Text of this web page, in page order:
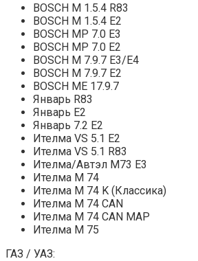
BOSCH M 1.5.4 R83
BOSCH M 1.5.4 E2
BOSCH MP 7.0 E3
BOSCH MP 7.0 E2
BOSCH M 7.9.7 E3/E4
BOSCH M 7.9.7 E2
BOSCH ME 17.9.7
Январь R83
Январь E2
Январь 7.2 E2
Ителма VS 5.1 E2
Ителма VS 5.1 R83
Ителма/Автэл M73 E3
Ителма M 74
Ителма M 74 K (Классика)
Ителма M 74 CAN
Ителма M 74 CAN MAP
Ителма M 75
ГАЗ / УАЗ: